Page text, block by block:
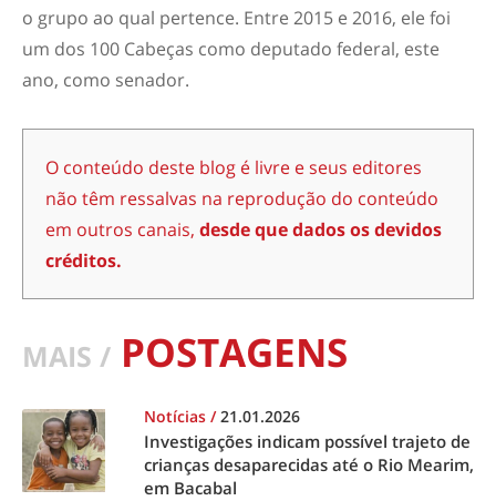
o grupo ao qual pertence. Entre 2015 e 2016, ele foi
um dos 100 Cabeças como deputado federal, este
ano, como senador.
O conteúdo deste blog é livre e seus editores
não têm ressalvas na reprodução do conteúdo
em outros canais, desde que dados os devidos
créditos.
MAIS / POSTAGENS
Notícias /21.01.2026
Investigações indicam possível trajeto de
crianças desaparecidas até o Rio Mearim,
em Bacabal